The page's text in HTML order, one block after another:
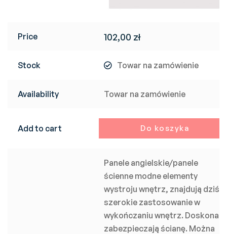
Price 102,00 zł
Stock Towar na zamówienie
Availability Towar na zamówienie
Add to cart Do koszyka
Panele angielskie/panele
ścienne modne elementy
wystroju wnętrz, znajdują dziś
szerokie zastosowanie w
wykończaniu wnętrz. Doskonale
zabezpieczają ścianę. Można